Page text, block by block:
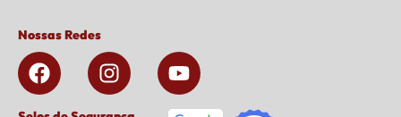
Nossas Redes
F
a
I
n
Y
o
u